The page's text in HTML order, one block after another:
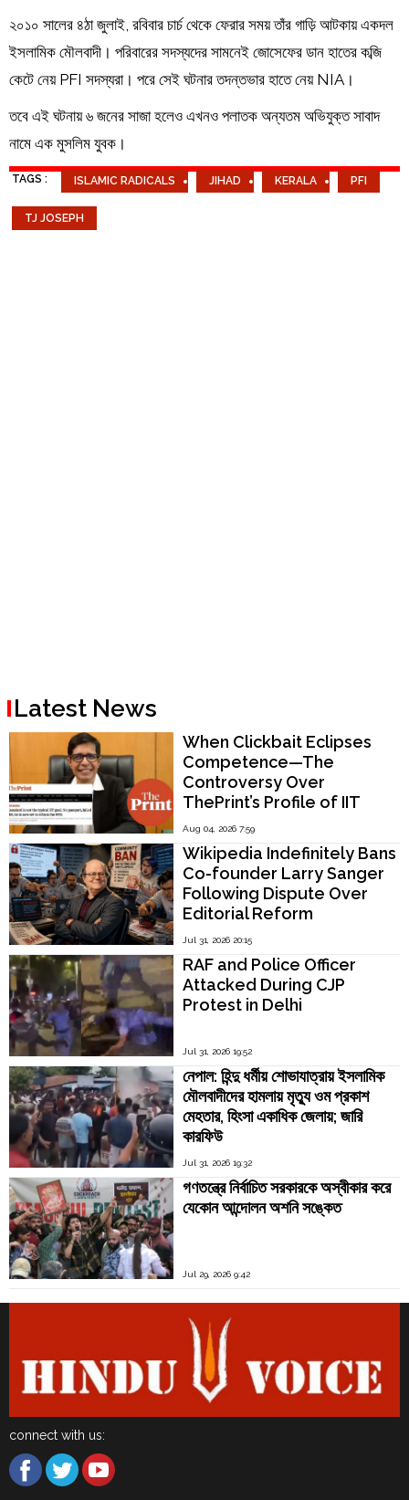
২০১০ সালের ৪ঠা জুলাই, রবিবার চার্চ থেকে ফেরার সময় তাঁর গাড়ি আটকায় একদল
ইসলামিক মৌলবাদী। পরিবারের সদস্যদের সামনেই জোসেফের ডান হাতের কব্জি
কেটে নেয় PFI সদস্যরা। পরে সেই ঘটনার তদন্তভার হাতে নেয় NIA।
তবে এই ঘটনায় ৬ জনের সাজা হলেও এখনও পলাতক অন্যতম অভিযুক্ত সাবাদ
নামে এক মুসলিম যুবক।
TAGS : ISLAMIC RADICALS JIHAD KERALA PFI
TJ JOSEPH
Latest News
When Clickbait Eclipses
Competence—The
Controversy Over
ThePrint’s Profile of IIT
Madras Director V.
Kamakoti
Aug 04, 2026 7:59
Wikipedia Indefinitely Bans
Co-founder Larry Sanger
Following Dispute Over
Editorial Reform
Jul 31, 2026 20:15
RAF and Police Officer
Attacked During CJP
Protest in Delhi
Jul 31, 2026 19:52
নেপাল: হিন্দু ধর্মীয় শোভাযাত্রায় ইসলামিক
মৌলবাদীদের হামলায় মৃত্যু ওম প্রকাশ
মেহতার, হিংসা একাধিক জেলায়; জারি
কারফিউ
Jul 31, 2026 19:32
গণতন্ত্রে নির্বাচিত সরকারকে অস্বীকার করে
যেকোন আন্দোলন অশনি সঙ্কেত
Jul 29, 2026 9:42
connect with us: